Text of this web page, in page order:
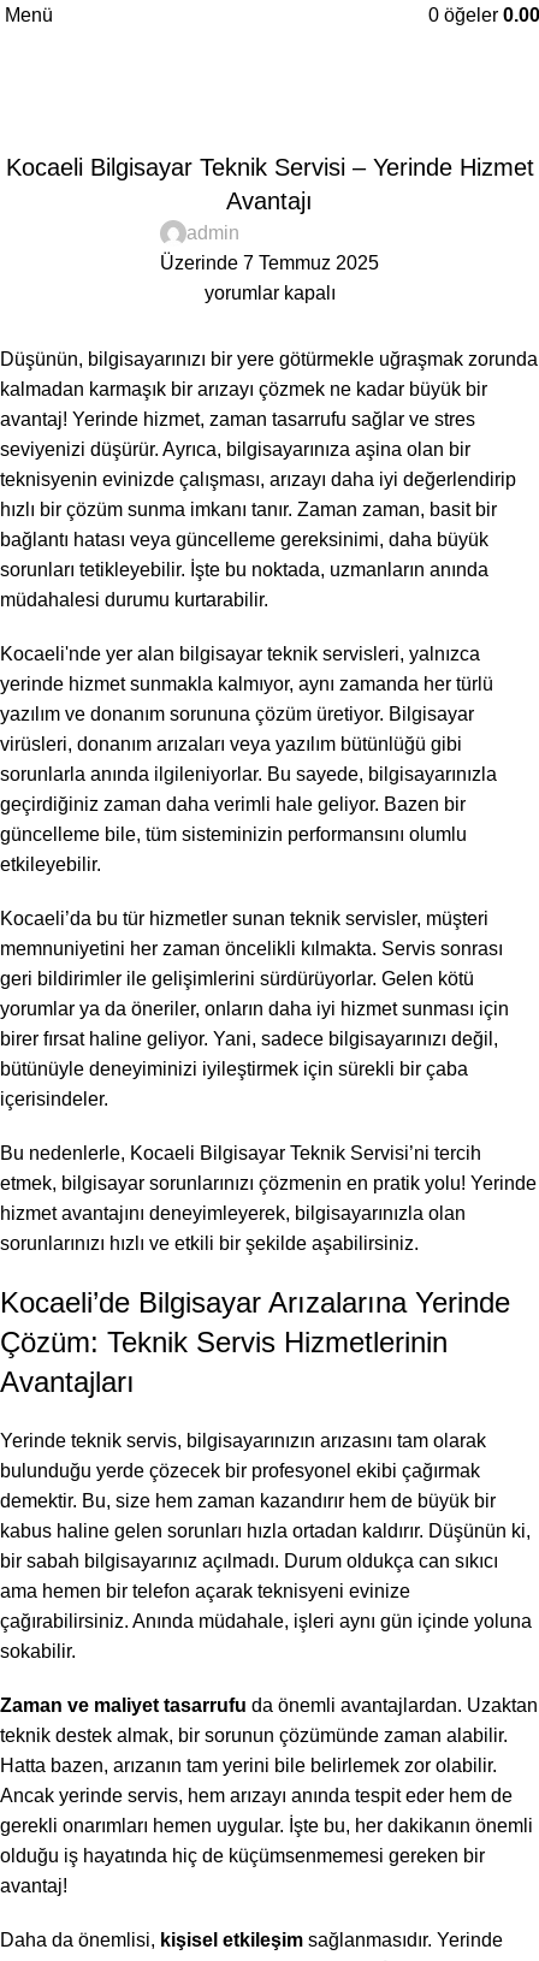
Menü 0 öğeler 0.00
Kocaeli Bilgisayar Teknik Servisi – Yerinde Hizmet
Avantajı
admin
Üzerinde 7 Temmuz 2025
yorumlar kapalı
Düşünün, bilgisayarınızı bir yere götürmekle uğraşmak zorunda
kalmadan karmaşık bir arızayı çözmek ne kadar büyük bir
avantaj! Yerinde hizmet, zaman tasarrufu sağlar ve stres
seviyenizi düşürür. Ayrıca, bilgisayarınıza aşina olan bir
teknisyenin evinizde çalışması, arızayı daha iyi değerlendirip
hızlı bir çözüm sunma imkanı tanır. Zaman zaman, basit bir
bağlantı hatası veya güncelleme gereksinimi, daha büyük
sorunları tetikleyebilir. İşte bu noktada, uzmanların anında
müdahalesi durumu kurtarabilir.
Kocaeli'nde yer alan bilgisayar teknik servisleri, yalnızca
yerinde hizmet sunmakla kalmıyor, aynı zamanda her türlü
yazılım ve donanım sorununa çözüm üretiyor. Bilgisayar
virüsleri, donanım arızaları veya yazılım bütünlüğü gibi
sorunlarla anında ilgileniyorlar. Bu sayede, bilgisayarınızla
geçirdiğiniz zaman daha verimli hale geliyor. Bazen bir
güncelleme bile, tüm sisteminizin performansını olumlu
etkileyebilir.
Kocaeli’da bu tür hizmetler sunan teknik servisler, müşteri
memnuniyetini her zaman öncelikli kılmakta. Servis sonrası
geri bildirimler ile gelişimlerini sürdürüyorlar. Gelen kötü
yorumlar ya da öneriler, onların daha iyi hizmet sunması için
birer fırsat haline geliyor. Yani, sadece bilgisayarınızı değil,
bütünüyle deneyiminizi iyileştirmek için sürekli bir çaba
içerisindeler.
Bu nedenlerle, Kocaeli Bilgisayar Teknik Servisi’ni tercih
etmek, bilgisayar sorunlarınızı çözmenin en pratik yolu! Yerinde
hizmet avantajını deneyimleyerek, bilgisayarınızla olan
sorunlarınızı hızlı ve etkili bir şekilde aşabilirsiniz.
Kocaeli’de Bilgisayar Arızalarına Yerinde
Çözüm: Teknik Servis Hizmetlerinin
Avantajları
Yerinde teknik servis, bilgisayarınızın arızasını tam olarak
bulunduğu yerde çözecek bir profesyonel ekibi çağırmak
demektir. Bu, size hem zaman kazandırır hem de büyük bir
kabus haline gelen sorunları hızla ortadan kaldırır. Düşünün ki,
bir sabah bilgisayarınız açılmadı. Durum oldukça can sıkıcı
ama hemen bir telefon açarak teknisyeni evinize
çağırabilirsiniz. Anında müdahale, işleri aynı gün içinde yoluna
sokabilir.
Zaman ve maliyet tasarrufu da önemli avantajlardan. Uzaktan
teknik destek almak, bir sorunun çözümünde zaman alabilir.
Hatta bazen, arızanın tam yerini bile belirlemek zor olabilir.
Ancak yerinde servis, hem arızayı anında tespit eder hem de
gerekli onarımları hemen uygular. İşte bu, her dakikanın önemli
olduğu iş hayatında hiç de küçümsenmemesi gereken bir
avantaj!
Daha da önemlisi, kişisel etkileşim sağlanmasıdır. Yerinde